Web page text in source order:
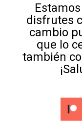
disfrutes
cambio
que lo
también